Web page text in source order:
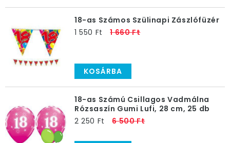
18-as Számos Szülinapi Zászlófüzér
1 550 Ft
1 660 Ft
KOSÁRBA
18-as Számú Csillagos Vadmálna
Rózsaszín Gumi Lufi, 28 cm, 25 db
2 250 Ft
6 500 Ft